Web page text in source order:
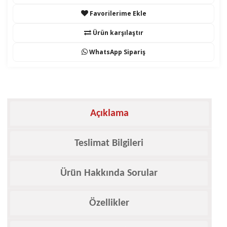
Favorilerime Ekle
Ürün karşılaştır
WhatsApp Sipariş
Açıklama
Teslimat Bilgileri
Ürün Hakkında Sorular
Özellikler